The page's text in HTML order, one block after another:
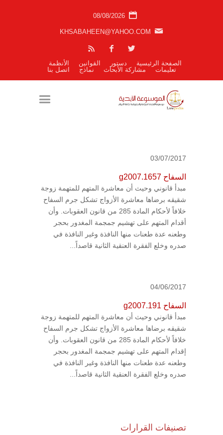
08/08/2026
KHSABAHEEN@YAHOO.COM
الصفحة الرئيسية دستور القوانين
الأنظمة
تعليمات
مشاركة الأبحاث نماذج اتصل بنا
03/07/2017
السفاح g2007.1657
مبدأ قانوني وحيث أن معاشرة المتهم للمتهمة زوجة
شقيقه برضاها معاشرة الأزواج تشكل جرم السفاح
خلافاً لأحكام المادة 285 من قانون العقوبات. وأن
أقدام المتهم على تهشيم جمجمة المغدور بحجر
وطعنه عدة طعنات منها النافذة وغير النافذة في
صدره وخلع الفقرة العنقية الثانية قاصداً...
04/06/2017
السفاح g2007.191
مبدأ قانوني وحيث أن معاشرة المتهم للمتهمة زوجة
شقيقه برضاها معاشرة الأزواج تشكل جرم السفاح
خلافاً لأحكام المادة 285 من قانون العقوبات. وأن
إقدام المتهم على تهشيم جمجمة المغدور بحجر
وطعنه عدة طعنات منها النافذة وغير النافذة في
صدره وخلع الفقرة العنقية الثانية قاصداً...
تصنيفات القرارات